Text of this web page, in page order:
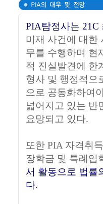
PIA탐정사는 21C
미재 사건에 대한
무를 수행하며 현
적 진실발견에 한
형사 및 행정적으
으로 공동화하여
넓어지고 있는 반
요망되고 있다.
또한 PIA 자격취
장학금 및 특례입
서 활동으로 법률
다.